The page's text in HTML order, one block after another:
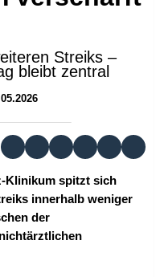
Streiks –
bleibt zentral
Klinikum spitzt sich
innerhalb weniger
der